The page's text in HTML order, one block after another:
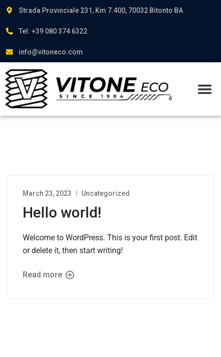
Strada Provinciale 231, Km 7.400, 70032 Bitonto BA
Tel: +39 080 374 6322
info@vitoneco.com
March 23, 2023 Uncategorized
Hello world!
Welcome to WordPress. This is your first post. Edit
or delete it, then start writing!
Read more